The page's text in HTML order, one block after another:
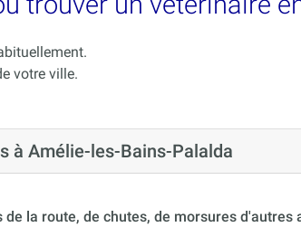
votre ville.
à Amélie-les-Bains-Palalda
la route, de chutes, de morsures